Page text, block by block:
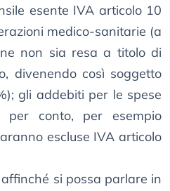
esente IVA articolo 10
medico-sanitarie (a
non sia resa a titolo di
divenendo così soggetto
gli addebiti per le spese
conto, per esempio
escluse IVA articolo
si possa parlare in